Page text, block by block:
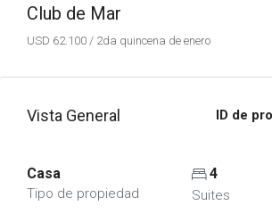
Club de Mar
USD 62.100 / 2da quincena de enero
Vista General ID de
Casa
Tipo de propiedad
4
Suites